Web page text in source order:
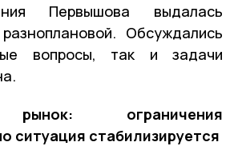
Первышова выдалась
Обсуждались
вопросы, так и задачи
рынок: ограничения
ситуация стабилизируется